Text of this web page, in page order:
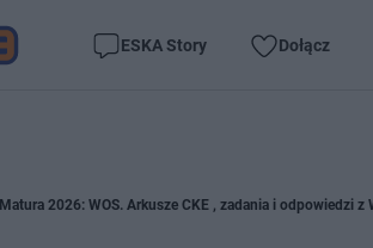
ESKA Story Dołącz
Matura 2026: WOS. Arkusze CKE , zadania i odpowiedzi